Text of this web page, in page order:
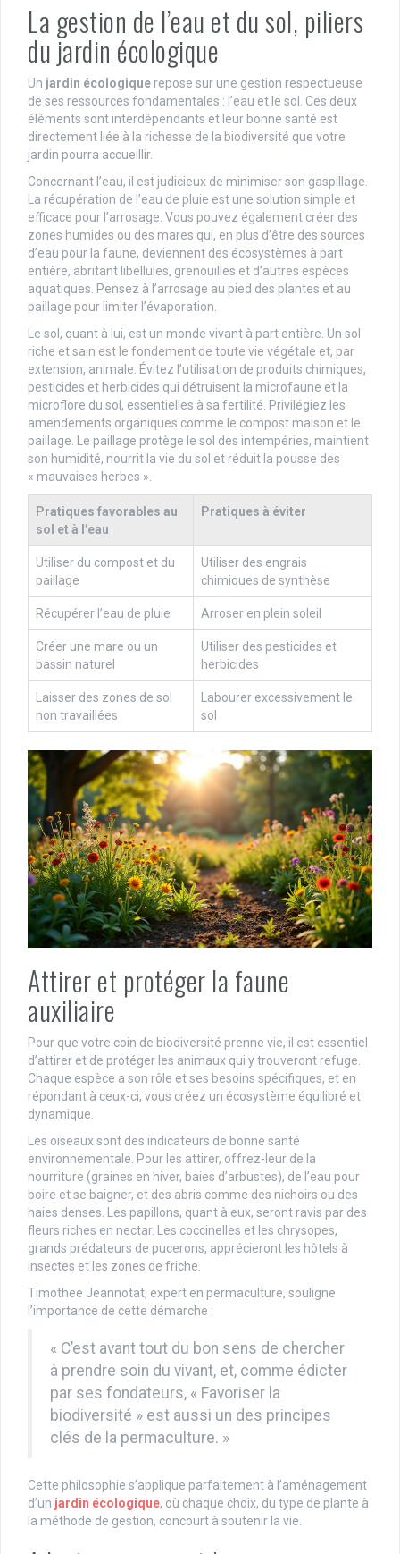
La gestion de l’eau et du sol, piliers
du jardin écologique
Un jardin écologique repose sur une gestion respectueuse
de ses ressources fondamentales : l’eau et le sol. Ces deux
éléments sont interdépendants et leur bonne santé est
directement liée à la richesse de la biodiversité que votre
jardin pourra accueillir.
Concernant l’eau, il est judicieux de minimiser son gaspillage.
La récupération de l’eau de pluie est une solution simple et
efficace pour l’arrosage. Vous pouvez également créer des
zones humides ou des mares qui, en plus d’être des sources
d’eau pour la faune, deviennent des écosystèmes à part
entière, abritant libellules, grenouilles et d’autres espèces
aquatiques. Pensez à l’arrosage au pied des plantes et au
paillage pour limiter l’évaporation.
Le sol, quant à lui, est un monde vivant à part entière. Un sol
riche et sain est le fondement de toute vie végétale et, par
extension, animale. Évitez l’utilisation de produits chimiques,
pesticides et herbicides qui détruisent la microfaune et la
microflore du sol, essentielles à sa fertilité. Privilégiez les
amendements organiques comme le compost maison et le
paillage. Le paillage protège le sol des intempéries, maintient
son humidité, nourrit la vie du sol et réduit la pousse des
« mauvaises herbes ».
Pratiques favorables au
sol et à l’eau
Pratiques à éviter
Utiliser du compost et du
paillage
Utiliser des engrais
chimiques de synthèse
Récupérer l’eau de pluie Arroser en plein soleil
Créer une mare ou un
bassin naturel
Utiliser des pesticides et
herbicides
Laisser des zones de sol
non travaillées
Labourer excessivement le
sol
Attirer et protéger la faune
auxiliaire
Pour que votre coin de biodiversité prenne vie, il est essentiel
d’attirer et de protéger les animaux qui y trouveront refuge.
Chaque espèce a son rôle et ses besoins spécifiques, et en
répondant à ceux-ci, vous créez un écosystème équilibré et
dynamique.
Les oiseaux sont des indicateurs de bonne santé
environnementale. Pour les attirer, offrez-leur de la
nourriture (graines en hiver, baies d’arbustes), de l’eau pour
boire et se baigner, et des abris comme des nichoirs ou des
haies denses. Les papillons, quant à eux, seront ravis par des
fleurs riches en nectar. Les coccinelles et les chrysopes,
grands prédateurs de pucerons, apprécieront les hôtels à
insectes et les zones de friche.
Timothee Jeannotat, expert en permaculture, souligne
l’importance de cette démarche :
« C’est avant tout du bon sens de chercher
à prendre soin du vivant, et, comme édicter
par ses fondateurs, « Favoriser la
biodiversité » est aussi un des principes
clés de la permaculture. »
Cette philosophie s’applique parfaitement à l’aménagement
d’un jardin écologique, où chaque choix, du type de plante à
la méthode de gestion, concourt à soutenir la vie.